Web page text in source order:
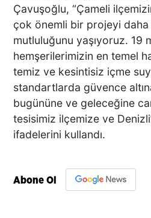
Çavuşoğlu, “Çameli
çok önemli bir projeyi daha
mutluluğunu yaşıyoruz. 19
hemşerilerimizin en temel
temiz ve kesintisiz içme
standartlarda güvence
bugününe ve geleceğine
tesisimiz ilçemize ve
ifadelerini kullandı.
Abone Ol